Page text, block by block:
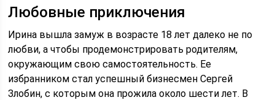
Любовные приключения
Ирина вышла замуж в возрасте 18 лет далеко не по
любви, а чтобы продемонстрировать родителям,
окружающим свою самостоятельность. Ее
избранником стал успешный бизнесмен Сергей
Злобин, с которым она прожила около шести лет. В